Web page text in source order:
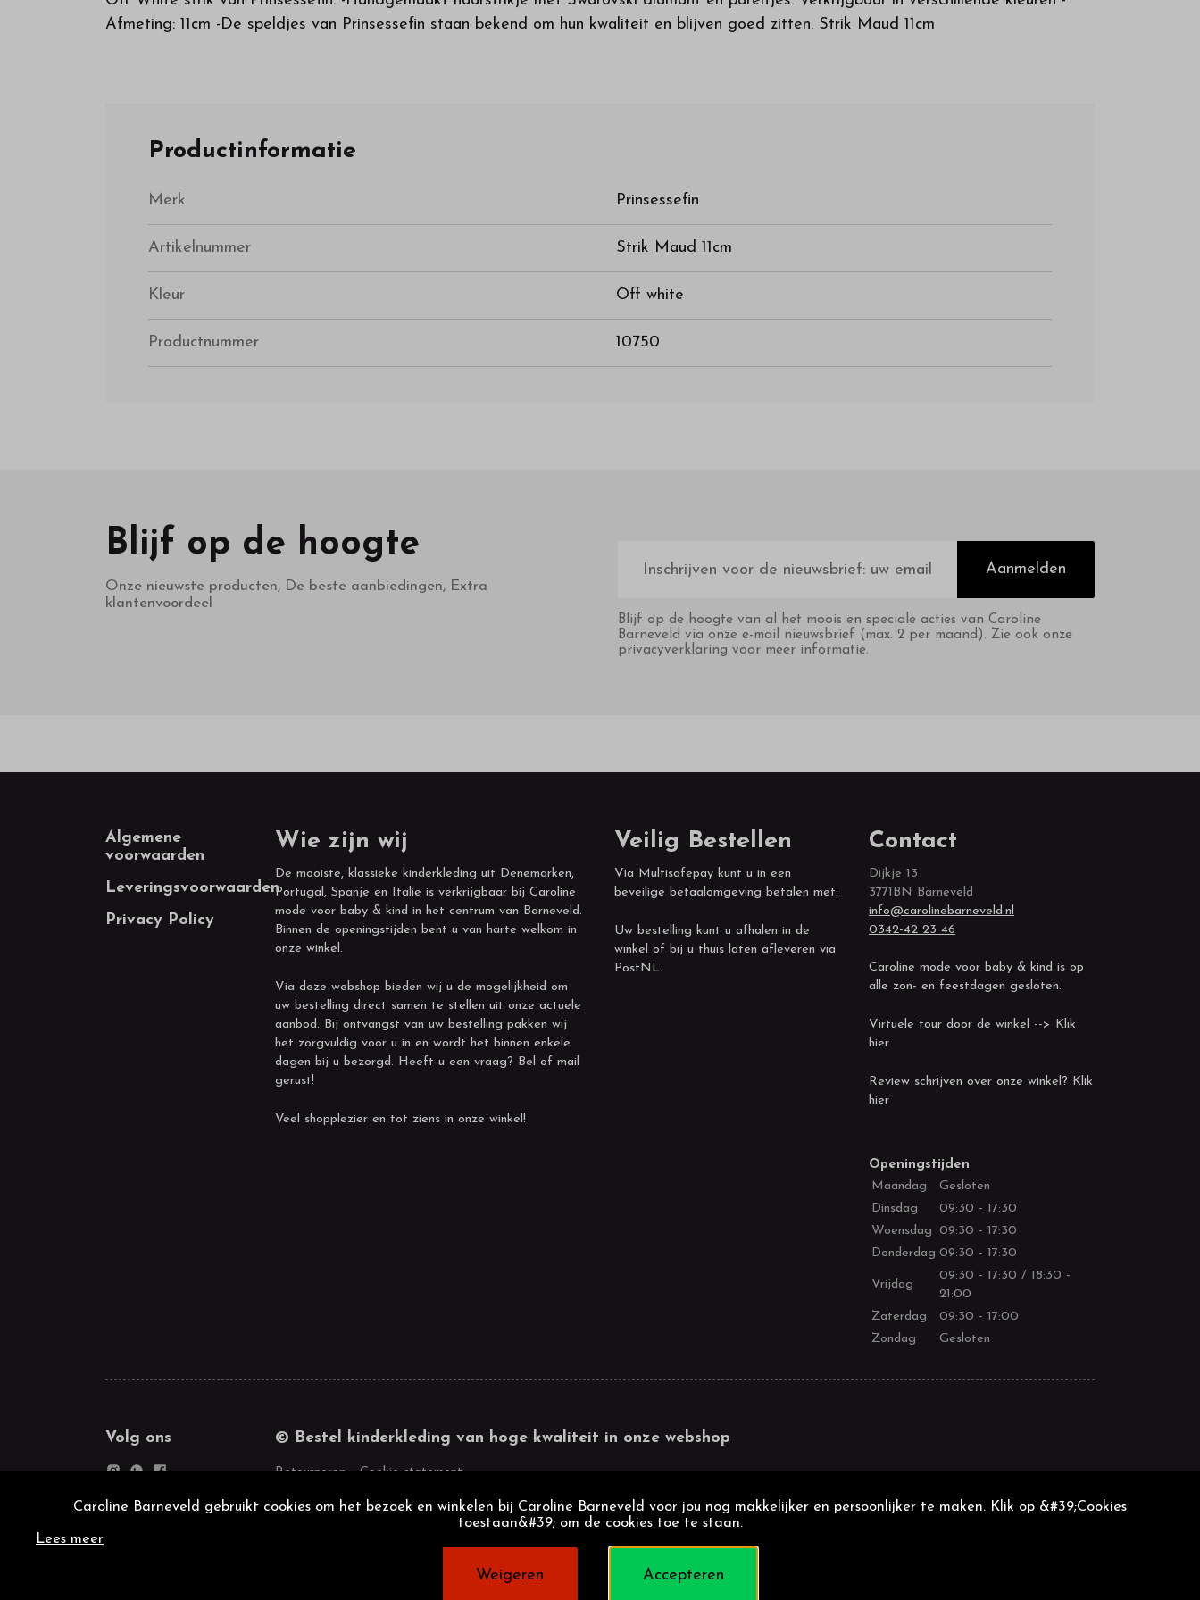
Afmeting: 11cm -De speldjes van Prinsessefin staan bekend om hun kwaliteit en blijven goed zitten. Strik Maud 11cm
Productinformatie
Merk Prinsessefin
Artikelnummer Strik Maud 11cm
Kleur Off white
Productnummer 10750
Blijf op de hoogte
Onze nieuwste producten, De beste aanbiedingen, Extra
klantenvoordeel
mailadres
Aanmelden
Blijf op de hoogte van al het moois en speciale acties van Caroline
Barneveld via onze e-mail nieuwsbrief (max. 2 per maand). Zie ook onze
privacyverklaring voor meer informatie.
Footer
Algemene
voorwaarden
Leveringsvoorwaarden
Privacy Policy
Wie zijn wij
De mooiste, klassieke kinderkleding uit Denemarken,
Portugal, Spanje en Italie is verkrijgbaar bij Caroline
mode voor baby & kind in het centrum van Barneveld.
Binnen de openingstijden bent u van harte welkom in
onze winkel.
Via deze webshop bieden wij u de mogelijkheid om
uw bestelling direct samen te stellen uit onze actuele
aanbod. Bij ontvangst van uw bestelling pakken wij
het zorgvuldig voor u in en wordt het binnen enkele
dagen bij u bezorgd. Heeft u een vraag? Bel of mail
gerust!
Veel shopplezier en tot ziens in onze winkel!
Veilig Bestellen
Via Multisafepay kunt u in een
beveilige betaalomgeving betalen met:
Uw bestelling kunt u afhalen in de
winkel of bij u thuis laten afleveren via
PostNL.
Contact
Dijkje 13
3771BN Barneveld
info@carolinebarneveld.nl
0342-42 23 46
Caroline mode voor baby & kind is op
alle zon- en feestdagen gesloten.
Virtuele tour door de winkel --> Klik
hier
Review schrijven over onze winkel? Klik
hier
Openingstijden
Maandag
Gesloten
Dinsdag
09:30 - 17:30
Woensdag 09:30 - 17:30
Donderdag 09:30 - 17:30
Vrijdag
09:30 - 17:30 / 18:30 -
21:00
Zaterdag
09:30 - 17:00
Zondag
Gesloten
Volg ons © Bestel kinderkleding van hoge kwaliteit in onze webshop
Retourneren Cookie statement
Caroline Barneveld gebruikt cookies om het bezoek en winkelen bij Caroline Barneveld voor jou nog makkelijker en persoonlijker te maken. Klik op &#39;Cookies
toestaan&#39; om de cookies toe te staan.
Lees meer
Weigeren Accepteren